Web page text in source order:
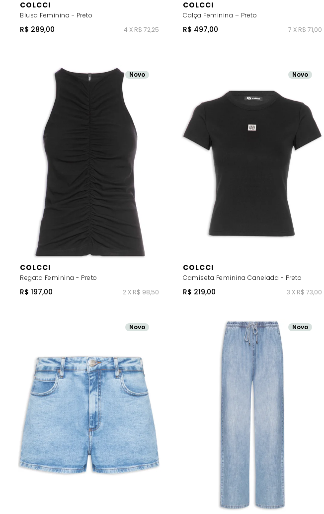
COLCCI
Blusa Feminina - Preto
R$ 289,00 4 X R$ 72,25
COLCCI
Calça Feminina – Preto
R$ 497,00 7 X R$ 71,00
COLCCI
Regata Feminina - Preto
R$ 197,00 2 X R$ 98,50
Novo
COLCCI
Camiseta Feminina Canelada - Preto
R$ 219,00 3 X R$ 73,00
Novo
Novo Novo